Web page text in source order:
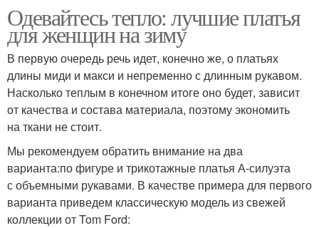
Одевайтесь тепло: лучшие платья
для женщин на зиму
В первую очередь речь идет, конечно же, о платьях
длины миди и макси и непременно с длинным рукавом.
Насколько теплым в конечном итоге оно будет, зависит
от качества и состава материала, поэтому экономить
на ткани не стоит.
Мы рекомендуем обратить внимание на два
варианта:по фигуре и трикотажные платья А-силуэта
с объемными рукавами. В качестве примера для первого
варианта приведем классическую модель из свежей
коллекции от Tom Ford: